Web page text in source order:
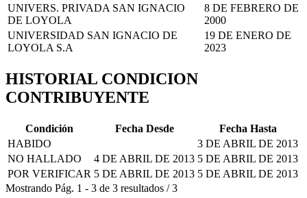
UNIVERS. PRIVADA SAN IGNACIO
DE LOYOLA
8 DE FEBRERO DE
2000
UNIVERSIDAD SAN IGNACIO DE
LOYOLA S.A
19 DE ENERO DE
2023
HISTORIAL CONDICION
CONTRIBUYENTE
Condición Fecha Desde
Fecha Hasta
HABIDO
3 DE ABRIL DE 2013
NO HALLADO
4 DE ABRIL DE 2013 5 DE ABRIL DE 2013
POR VERIFICAR 5 DE ABRIL DE 2013 5 DE ABRIL DE 2013
Mostrando Pág. 1 - 3 de 3 resultados /3